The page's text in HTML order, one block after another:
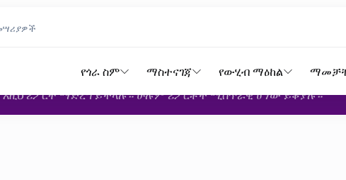
የጎራ ስም ማስተናገጃ የውሂብ ማዕከል
መጠቀም ሪፖርት
እዚህ ሪፖርት ማድረግ ይችላሉ። ሁሉም ሪፖርቶች ሚስጥራዊ ሆነው ይቆያሉ።